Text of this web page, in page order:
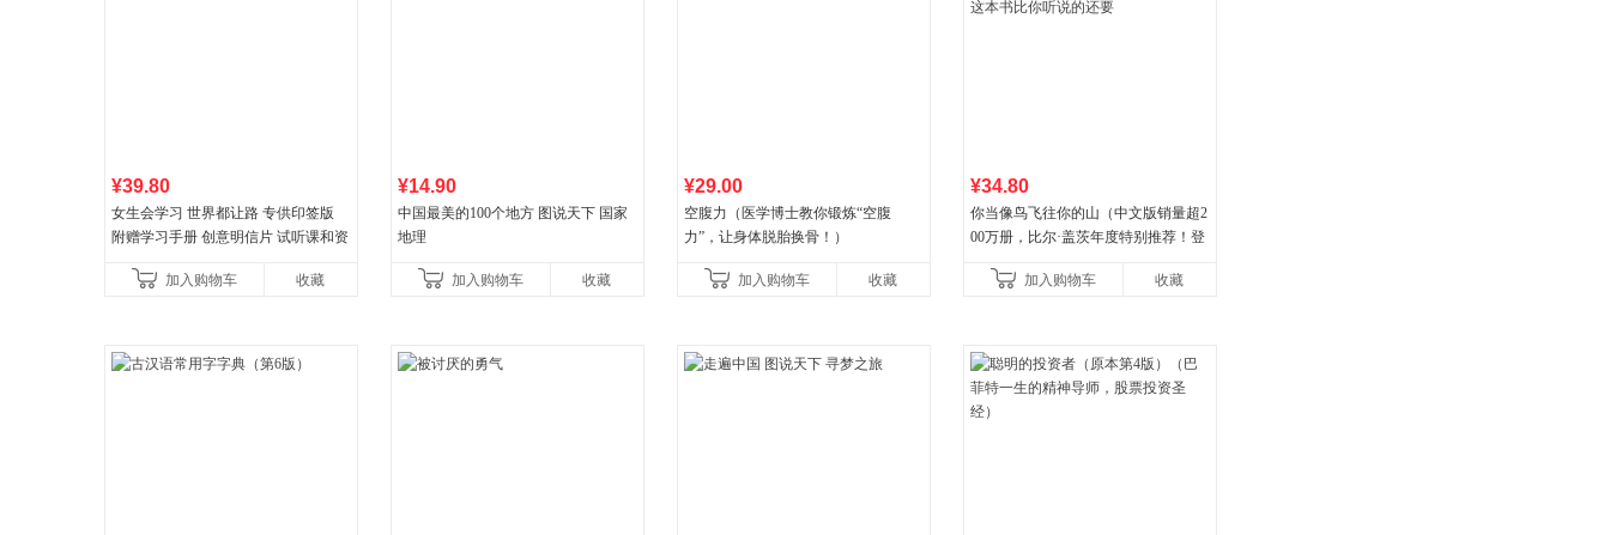
¥39.80
女生会学习 世界都让路 专供印签版
附赠学习手册 创意明信片 试听课和资
加入购物车
收藏
¥14.90
中国最美的100个地方 图说天下 国家
地理
加入购物车 收藏
¥29.00
空腹力（医学博士教你锻炼“空腹
力”，让身体脱胎换骨！）
加入购物车 收藏
¥34.80
你当像鸟飞往你的山（中文版销量超2
00万册，比尔·盖茨年度特别推荐！登
比你听说的还要
加入购物车 收藏